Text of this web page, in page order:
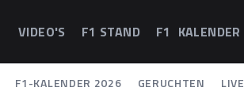
VIDEO'S F1 STAND F1 KALENDER
F1-KALENDER 2026 GERUCHTEN LIVE